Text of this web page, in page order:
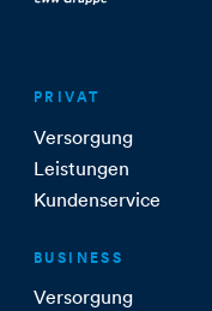
PRIVAT
Versorgung
Leistungen
Kundenservice
BUSINESS
Versorgung